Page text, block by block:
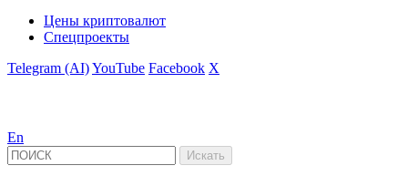
Цены криптовалют
Спецпроекты
Telegram (AI)YouTube Facebook X
En